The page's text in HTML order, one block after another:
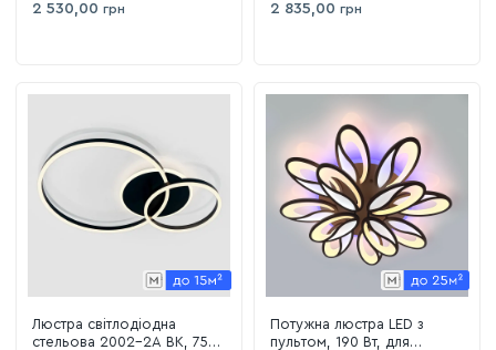
2 530,00 грн 2 835,00 грн
Люстра світлодіодна
стельова 2002-2A BK, 75W
Потужна люстра LED з
пультом, 190 Вт, для